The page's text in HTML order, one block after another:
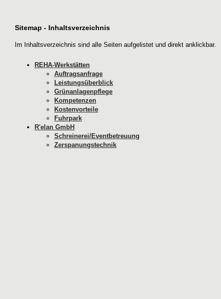
Sitemap - Inhaltsverzeichnis
Im Inhaltsverzeichnis sind alle Seiten aufgelistet und direkt anklickbar.
REHA-Werkstätten
Auftragsanfrage
Leistungsüberblick
Grünanlagenpflege
Kompetenzen
Kostenvorteile
Fuhrpark
R'elan GmbH
Schreinerei/Eventbetreuung
Zerspanungstechnik